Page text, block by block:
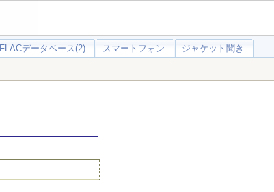
FLACデータベース(2) スマートフォン ジャケット聞き